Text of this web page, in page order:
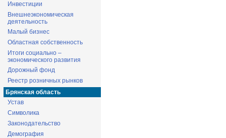
Инвестиции
Внешнеэкономическая
деятельность
Малый бизнес
Областная собственность
Итоги социально –
экономического развития
Дорожный фонд
Реестр розничных рынков
Брянская область
Устав
Символика
Законодательство
Демография